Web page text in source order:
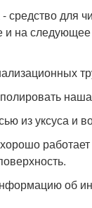
средство для
и на
из уксуса и
об